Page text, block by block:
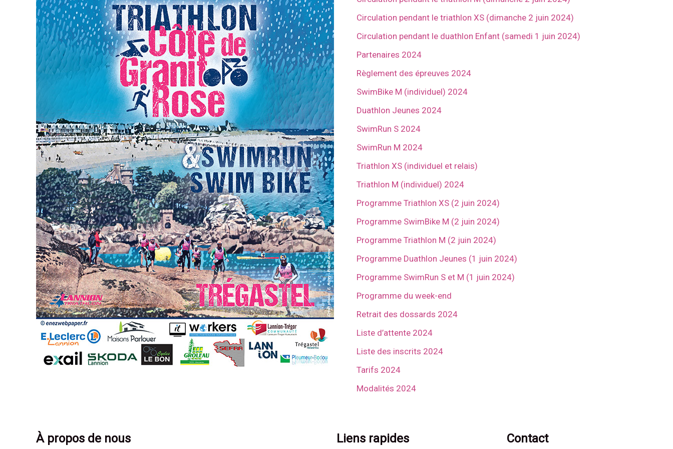
Circulation pendant le triathlon XS (dimanche 2 juin 2024)
Circulation pendant le duathlon Enfant (samedi 1 juin 2024)
Partenaires 2024
Règlement des épreuves 2024
SwimBike M (individuel) 2024
Duathlon Jeunes 2024
SwimRun S 2024
SwimRun M 2024
Triathlon XS (individuel et relais)
Triathlon M (individuel) 2024
Programme Triathlon XS (2 juin 2024)
Programme SwimBike M (2 juin 2024)
Programme Triathlon M (2 juin 2024)
Programme Duathlon Jeunes (1 juin 2024)
Programme SwimRun S et M (1 juin 2024)
Programme du week-end
Retrait des dossards 2024
Liste d’attente 2024
Liste des inscrits 2024
Tarifs 2024
Modalités 2024
À propos de nous Liens rapides Contact